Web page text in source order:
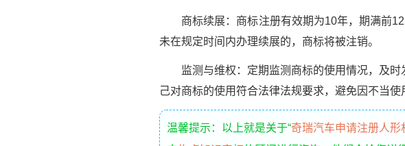
商标续展：商标注册有效期为10年，期满前12
未在规定时间内办理续展的，商标将被注销。
监测与维权：定期监测商标的使用情况，及时
己对商标的使用符合法律法规要求，避免因不当使
温馨提示：以上就是关于“奇瑞汽车申请注册人形